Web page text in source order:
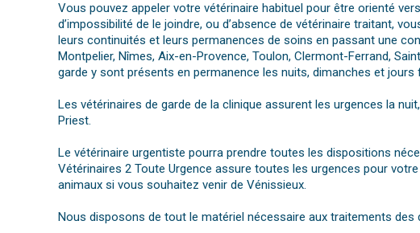
Vous pouvez appeler votre vétérinaire habituel pour être orienté
d’impossibilité de le joindre, ou d’absence de vétérinaire traitant,
leurs continuités et leurs permanences de soins en passant une
Montpelier, Nîmes, Aix-en-Provence, Toulon, Clermont-Ferrand,
garde y sont présents en permanence les nuits, dimanches et jours
Les vétérinaires de garde de la clinique assurent les urgences la
Priest.
Le vétérinaire urgentiste pourra prendre toutes les dispositions
Vétérinaires 2 Toute Urgence assure toutes les urgences pour
animaux si vous souhaitez venir de Vénissieux.
Nous disposons de tout le matériel nécessaire aux traitements